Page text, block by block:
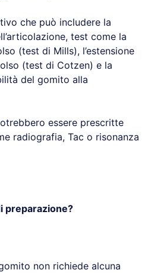
che può includere la
test come la
(test di Mills), l’estensione
(test di Cotzen) e la
del gomito alla
essere prescritte
radiografia, Tac o risonanza
preparazione?
non richiede alcuna